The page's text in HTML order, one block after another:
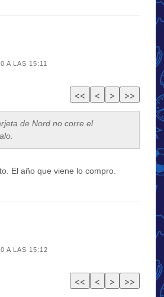
A LAS 15:11
de Nord no corre el
El año que viene lo compro.
A LAS 15:12